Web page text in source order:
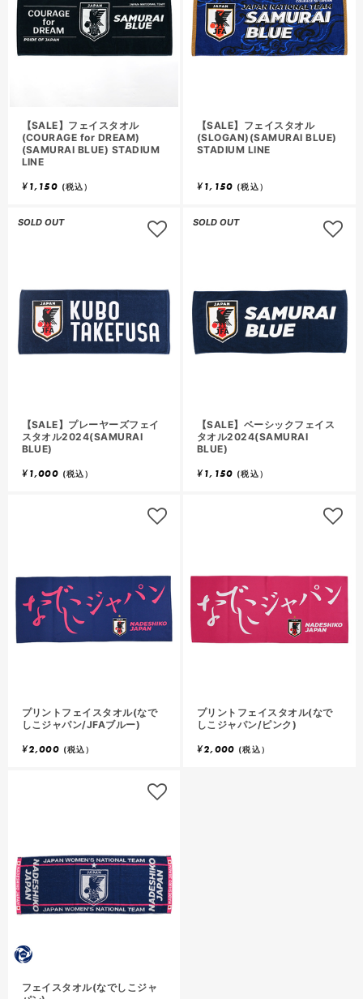
【SALE】フェイスタオル
(COURAGE for DREAM)
(SAMURAI BLUE) STADIUM
LINE
¥1,150 (税込）
【SALE】フェイスタオル
(SLOGAN)(SAMURAI BLUE)
STADIUM LINE
¥1,150 (税込）
SOLD OUT
【SALE】プレーヤーズフェイ
スタオル2024(SAMURAI
BLUE)
¥1,000 (税込）
SOLD OUT
【SALE】ベーシックフェイス
タオル2024(SAMURAI
BLUE)
¥1,150 (税込）
プリントフェイスタオル(なで
しこジャパン/JFAブルー)
¥2,000 (税込）
プリントフェイスタオル(なで
しこジャパン/ピンク)
¥2,000 (税込）
フェイスタオル(なでしこジャ